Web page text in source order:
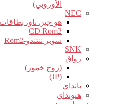
الأوروبي)
NEC
هو جين تاو، بطاقات
CD-Rom2
سوبر ننتندو-Rom2
SNK
رواق
(روج خمور)
(JP)
بانداي
هيونداي